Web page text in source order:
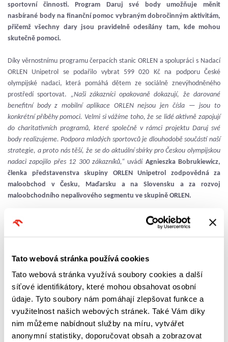
Tato webová stránka používá cookies
Tato webová stránka využívá soubory cookies a další
síťové identifikátory, které mohou obsahovat osobní
údaje. Tyto soubory nám pomáhají zlepšovat funkce a
využitelnost našich webových stránek. Také Vám díky
nim můžeme nabídnout služby na míru, vytvářet
anonymní statistiky, doporučovat obsah a zobrazovat
sportovní činnosti. Program Daruj své body umožňuje měnit
nasbírané body na finanční pomoc vybraným dobročinným aktivitám,
přičemž všechny dary jsou pravidelně odesílány tam, kde mohou
skutečně pomoci.
Díky věrnostnímu programu čerpacích stanic ORLEN a spolupráci s Nadací
ORLEN Unipetrol se podařilo vybrat 599 020 Kč na podporu České
olympijské nadaci, která pomáhá dětem ze sociálně znevýhodněného
prostředí sportovat. „Naši zákazníci opakovaně dokazují, že darované
benefitní body z mobilní aplikace ORLEN nejsou jen čísla — jsou to
konkrétní příběhy pomoci. Velmi si vážíme toho, že se lidé aktivně zapojují
do charitativních programů, které společně v rámci projektu Daruj své
body realizujeme. Podpora mladých sportovců je dlouhodobě součástí naší
strategie, a proto nás těší, že se do aktuální sbírky pro Českou olympijskou
nadaci zapojilo přes 12 300 zákazníků,“uvádí Agnieszka Bobrukiewicz,
členka představenstva skupiny ORLEN Unipetrol zodpovědná za
maloobchod v Česku, Maďarsku a na Slovensku a za rozvoj
maloobchodního nepalivového segmentu ve skupině ORLEN.
Sbírání bodů v aplikaci ORLEN na podporu talentovaných mladých
sportovců odstartovalo v květnu 2025. Každé dva měsíce se darované body
míčových a bojových sportů a nakonec také sportovci věnující se zimním
disciplínám.„Máme velkou radost, že můžeme dát nadějným dětem,
které mají chuť sportovat a zlepšovat se, skutečnou příležitost růst. Díky
podpoře uživatelů aplikace ORLEN a Nadaci ORLEN Unipetrol pomáháme
vytvářet podmínky, které dětem otevírají dveře k pravidelnému tréninku i k
plnění jejich sportovních cílů,“
říká ředitelka České olympijské nadace